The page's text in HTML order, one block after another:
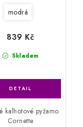
modrá
Skladem
839 Kč
kalhotové pyžamo
Cornette